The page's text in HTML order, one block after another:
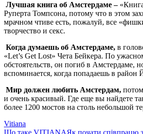
Лучшая книга об Амстердаме –
Руперта Томпсона, потому что в этом
мрачном чтиве есть, пожалуй, все
творчество и секс.
Когда думаешь об Амстердаме, в
«Let’s Get Lost» Чета Бейкера. По
обстоятельств, он погиб в Амстердаме,
вспоминается, когда попадаешь в район
Мир должен любить Амстердам,
и очень красивый. Где еще вы найдете
более 1200 мостов на столь небольшой
Vitiana
Що таке VITIANAЯк почати